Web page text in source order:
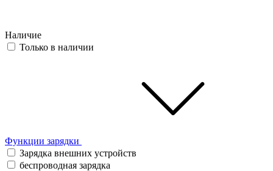
Наличие
Только в наличии
Функции зарядки
Зарядка внешних устройств
беспроводная зарядка